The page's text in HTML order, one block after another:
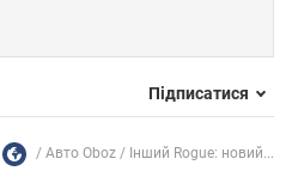
Підписатися
Авто Oboz Інший Rogue: новий...